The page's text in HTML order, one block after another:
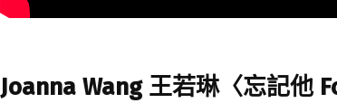
Joanna Wang 王若琳〈忘記他